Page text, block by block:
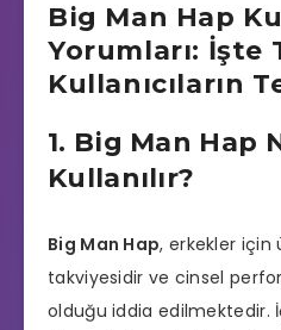
Big Man Hap
Yorumları: İşte
Kullanıcıların
1. Big Man Hap
Kullanılır?
Big Man Hap, erkekler için
takviyesidir ve cinsel
olduğu iddia edilmektedir.